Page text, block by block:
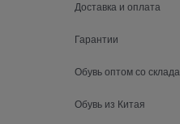
Доставка и оплата
Гарантии
Обувь оптом со склада
Обувь из Китая